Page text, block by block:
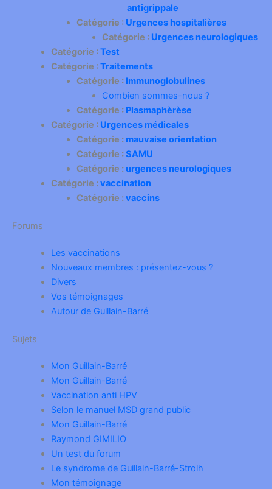
antigrippale
Catégorie : Urgences hospitalières
Catégorie : Urgences neurologiques
Catégorie :Test
Catégorie :Traitements
Catégorie : Immunoglobulines
Combien sommes-nous ?
Catégorie : Plasmaphèrèse
Catégorie : Urgences médicales
Catégorie : mauvaise orientation
Catégorie :SAMU
Catégorie : urgences neurologiques
Catégorie :vaccination
Catégorie :vaccins
Forums
Les vaccinations
Nouveaux membres : présentez-vous ?
Divers
Vos témoignages
Autour de Guillain-Barré
Sujets
Mon Guillain-Barré
Mon Guillain-Barré
Vaccination anti HPV
Selon le manuel MSD grand public
Mon Guillain-Barré
Raymond GIMILIO
Un test du forum
Le syndrome de Guillain-Barré-Strolh
Mon témoignage